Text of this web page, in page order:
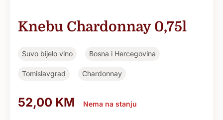
Knebu Chardonnay 0,75l
Suvo bijelo vino Bosna i Hercegovina
Tomislavgrad Chardonnay
52,00 KM Nema na stanju